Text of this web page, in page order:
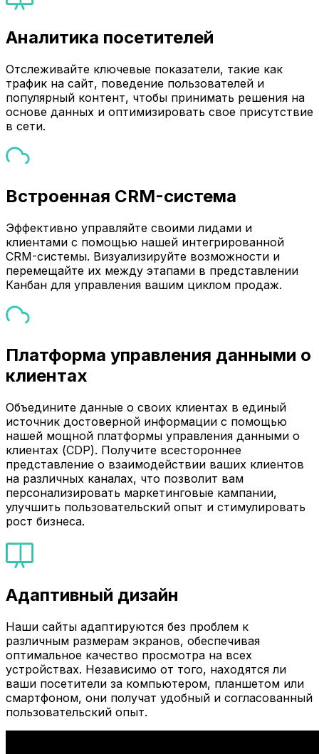
Аналитика посетителей
Отслеживайте ключевые показатели, такие как
трафик на сайт, поведение пользователей и
популярный контент, чтобы принимать решения на
основе данных и оптимизировать свое присутствие
в сети.
Встроенная CRM-система
Эффективно управляйте своими лидами и
клиентами с помощью нашей интегрированной
CRM-системы. Визуализируйте возможности и
перемещайте их между этапами в представлении
Канбан для управления вашим циклом продаж.
Платформа управления данными о
клиентах
Объедините данные о своих клиентах в единый
источник достоверной информации с помощью
нашей мощной платформы управления данными о
клиентах (CDP). Получите всестороннее
представление о взаимодействии ваших клиентов
на различных каналах, что позволит вам
персонализировать маркетинговые кампании,
улучшить пользовательский опыт и стимулировать
рост бизнеса.
Адаптивный дизайн
Наши сайты адаптируются без проблем к
различным размерам экранов, обеспечивая
оптимальное качество просмотра на всех
устройствах. Независимо от того, находятся ли
ваши посетители за компьютером, планшетом или
смартфоном, они получат удобный и согласованный
пользовательский опыт.